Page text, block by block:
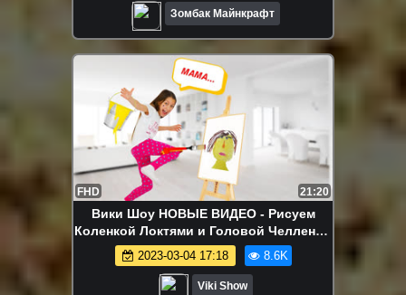
Зомбак Майнкрафт
FHD 21:20
Вики Шоу НОВЫЕ ВИДЕО - Рисуем
Коленкой Локтями и Головой Челлендж
/ Вики Шоу
2023-03-04 17:18 8.6K
Viki Show